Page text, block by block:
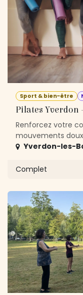
Sport & bien-être
Pilates Yverdon
Renforcez votre
mouvements
Yverdon-les-
Complet